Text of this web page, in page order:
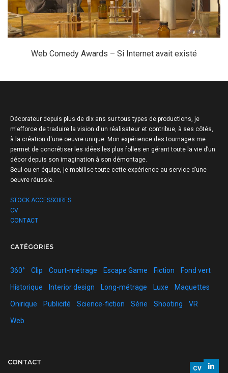
Web Comedy Awards – Si Internet avait existé
Décorateur depuis plus de dix ans sur tous types de productions, je
m'efforce de traduire la vision d'un réalisateur et contribue, à ses côtés,
à la création d'une oeuvre unique. Mon expérience des tournages me
permet de concrétiser les idées les plus folles en gérant toute la vie d’un
décor depuis son imagination à son démontage.
Seul ou en équipe, je mobilise toute cette expérience au service d’une
oeuvre réussie.
STOCK ACCESSOIRES
CV
CONTACT
CATÉGORIES
360° Clip Court-métrage Escape Game Fiction Fond vert
Historique Interior design Long-métrage Luxe Maquettes
Onirique Publicité Science-fiction Série Shooting VR
Web
CONTACT
CV